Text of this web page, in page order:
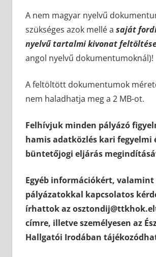
A nem magyar nyelvű
szükséges azok mellé a saját
nyelvű tartalmi kivonat
angol nyelvű dokumentumoknál)!
A feltöltött dokumentumok
nem haladhatja meg a 2 MB-ot.
Felhívjuk minden pályázó
hamis adatközlés kari fegyelmi
büntetőjogi eljárás
Egyéb információkért, valamint
pályázatokkal kapcsolatos
írhattok az
címre, illetve személyesen az
Hallgatói Irodában